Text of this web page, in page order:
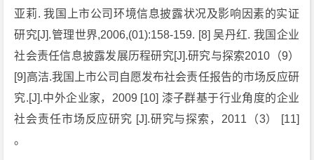
亚莉. 我国上市公司环境信息披露状况及影响因素的实证
研究[J].管理世界,2006,(01):158-159. [8] 吴丹红. 我国企业
社会责任信息披露发展历程研究[J].研究与探索2010（9）
[9]高洁.我国上市公司自愿发布社会责任报告的市场反应研
究.[J].中外企业家，2009 [10] 漆子群基于行业角度的企业
社会责任市场反应研究 [J].研究与探索，2011（3） [11]
。